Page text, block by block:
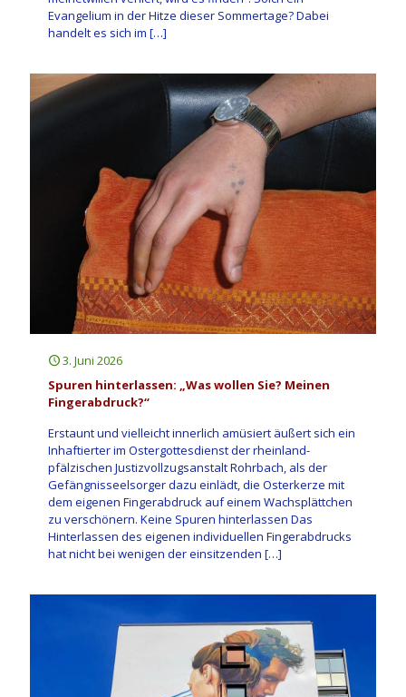
Evangelium in der Hitze dieser Sommertage? Dabei
handelt es sich im […]
3. Juni 2026
Spuren hinterlassen: „Was wollen Sie? Meinen
Fingerabdruck?“
Erstaunt und vielleicht innerlich amüsiert äußert sich ein
Inhaftierter im Ostergottesdienst der rheinland-
pfälzischen Justizvollzugsanstalt Rohrbach, als der
Gefängnisseelsorger dazu einlädt, die Osterkerze mit
dem eigenen Fingerabdruck auf einem Wachsplättchen
zu verschönern. Keine Spuren hinterlassen Das
Hinterlassen des eigenen individuellen Fingerabdrucks
hat nicht bei wenigen der einsitzenden […]